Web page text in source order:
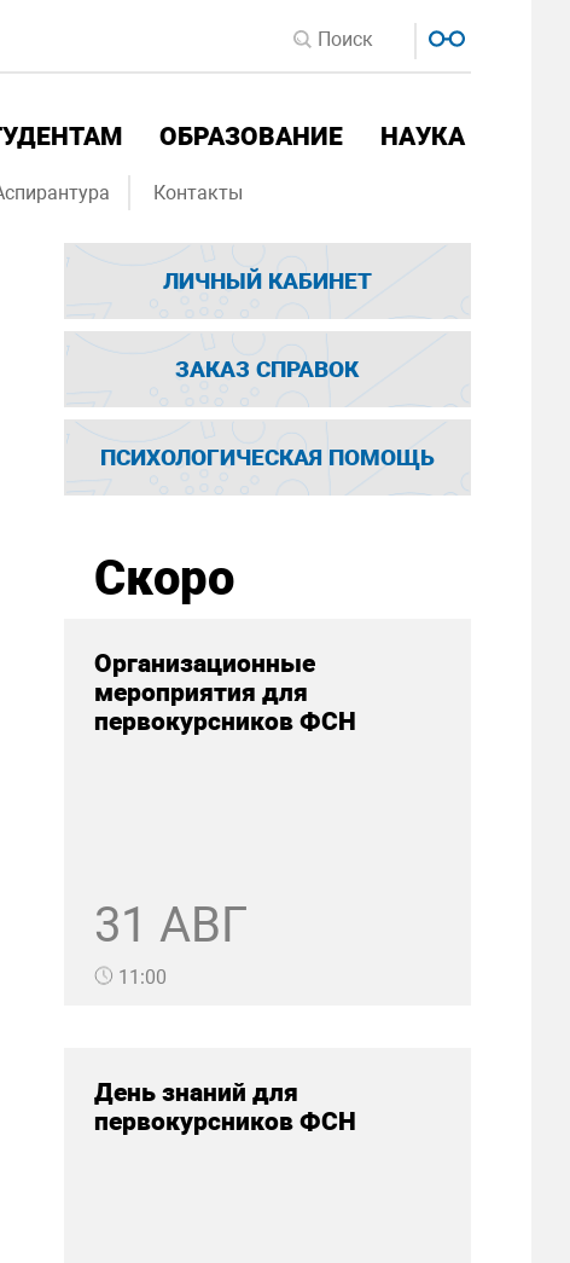
ОБРАЗОВАНИЕ НАУКА
Контакты
ЛИЧНЫЙ КАБИНЕТ
ЗАКАЗ СПРАВОК
ПСИХОЛОГИЧЕСКАЯ ПОМОЩЬ
Скоро
Организационные
мероприятия для
первокурсников ФСН
31 АВГ
11:00
День знаний для
первокурсников ФСН